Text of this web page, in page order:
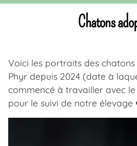
Chatons
Voici les portraits des
Phyr depuis 2024 (date à
commencé à travailler avec
pour le suivi de notre élevage